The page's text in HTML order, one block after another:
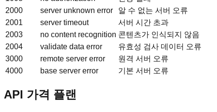
2000
server unknown error
알 수 없는 서버 오류
2001
server timeout
서버 시간 초과
2003
no content recognition 콘텐츠가 인식되지 않음
2004
validate data error
유효성 검사 데이터 오류
3000
remote server error
원격 서버 오류
4000
base server error 기본 서버 오류
API 가격 플랜